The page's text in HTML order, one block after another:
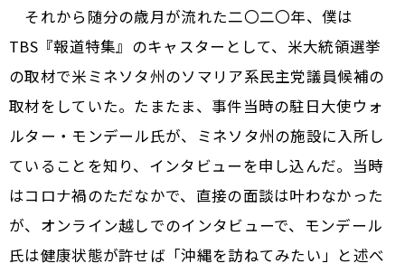
それから随分の歳月が流れた二〇二〇年、僕は
TBS『報道特集』のキャスターとして、米大統領選挙
の取材で米ミネソタ州のソマリア系民主党議員候補の
取材をしていた。たまたま、事件当時の駐日大使ウォ
ルター・モンデール氏が、ミネソタ州の施設に入所し
ていることを知り、インタビューを申し込んだ。当時
はコロナ禍のただなかで、直接の面談は叶わなかった
が、オンライン越しでのインタビューで、モンデール
氏は健康状態が許せば「沖縄を訪ねてみたい」と述べ